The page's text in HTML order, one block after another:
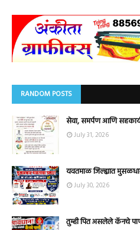
RANDOM POSTS
सेवा, समर्पण आणि
July 31, 2026
यवतमाळ जिल्ह्यात
July 30, 2026
तुम्ही पित असलेले कॅनचे